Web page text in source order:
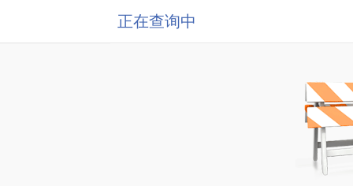
正在查询中